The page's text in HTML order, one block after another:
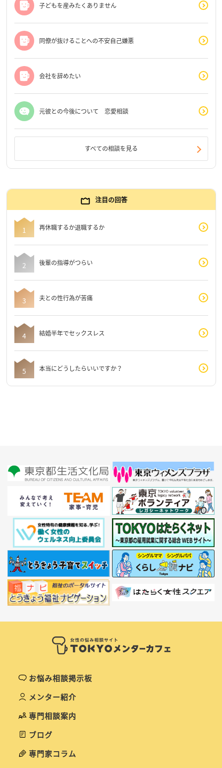
子どもを産みたくありません
同僚が抜けることへの不安自己嫌悪
会社を辞めたい
元彼との今後について 恋愛相談
すべての相談を見る
注目の回答
再休職するか退職するか
後輩の指導がつらい
夫との性行為が苦痛
結婚半年でセックスレス
本当にどうしたらいいですか？
お悩み相談掲示板
メンター紹介
専門相談案内
ブログ
専門家コラム